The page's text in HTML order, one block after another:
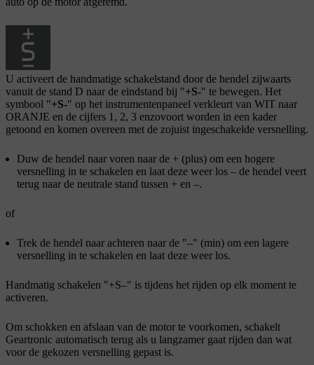
U activeert de handmatige schakelstand door de hendel zijwaarts
vanuit de stand D naar de eindstand bij "+S-" te bewegen. Het
symbool "+S-" op het instrumentenpaneel verkleurt van WIT naar
ORANJE en de cijfers 1 , 2, 3 enzovoort worden in een kader
getoond en komen overeen met de zojuist ingeschakelde versnelling.
Duw de hendel naar voren naar de + (plus) om een hogere
versnelling in te schakelen en laat deze weer los – de hendel veert
terug naar de neutrale stand tussen + en –.
of
Trek de hendel naar achteren naar de "–" (min) om een lagere
versnelling in te schakelen en laat deze weer los.
Handmatig schakelen "+S–" is tijdens het rijden op elk moment te
activeren.
Om schokken en afslaan van de motor te voorkomen, schakelt
Geartronic automatisch terug als u langzamer gaat rijden dan wat
voor de gekozen versnelling gepast is.